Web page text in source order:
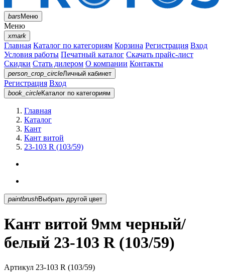
barsМеню
Меню
xmark
Главная Каталог по категориям Корзина Регистрация Вход
Условия работы Печатный каталог Скачать прайс-лист
Скидки Стать дилером О компании Контакты
person_crop_circleЛичный кабинет
Регистрация Вход
book_circleКаталог по категориям
Главная
Каталог
Кант
Кант витой
23-103 R (103/59)
paintbrush Выбрать другой цвет
Кант витой 9мм черный/
белый 23-103 R (103/59)
Артикул 23-103 R (103/59)